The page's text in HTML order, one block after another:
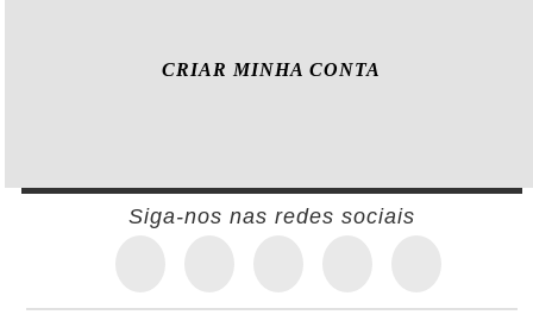
CRIAR MINHA CONTA
Siga-nos nas redes sociais